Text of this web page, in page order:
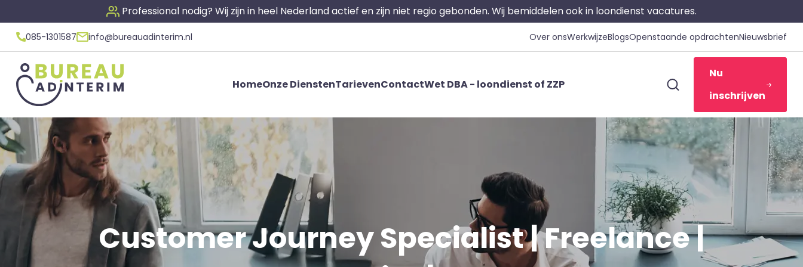
Professional nodig? Wij zijn in heel Nederland actief en zijn niet regio gebonden. Wij bemiddelen ook in loondienst vacatures.
085-1301587 info@bureauadinterim.nl Over onsWerkwijzeBlogsOpenstaande opdrachtenNieuwsbrief
HomeOnze DienstenTarievenContactWet DBA - loondienst of ZZP
Nu
inschrijven
Customer Journey Specialist | Freelance |